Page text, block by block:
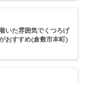
いた雰囲気でくつろげ
おすすめ(倉敷市本町)